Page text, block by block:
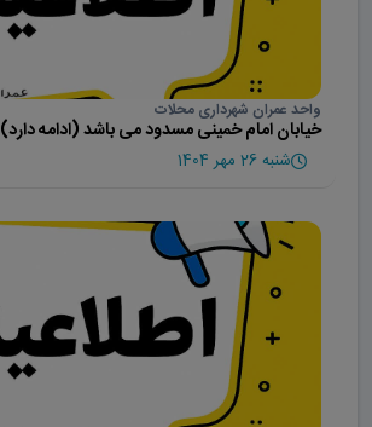
واحد عمران شهرداری محلات
خیابان امام خمینی مسدود می باشد (ادامه دارد)
شنبه 26 مهر 1404